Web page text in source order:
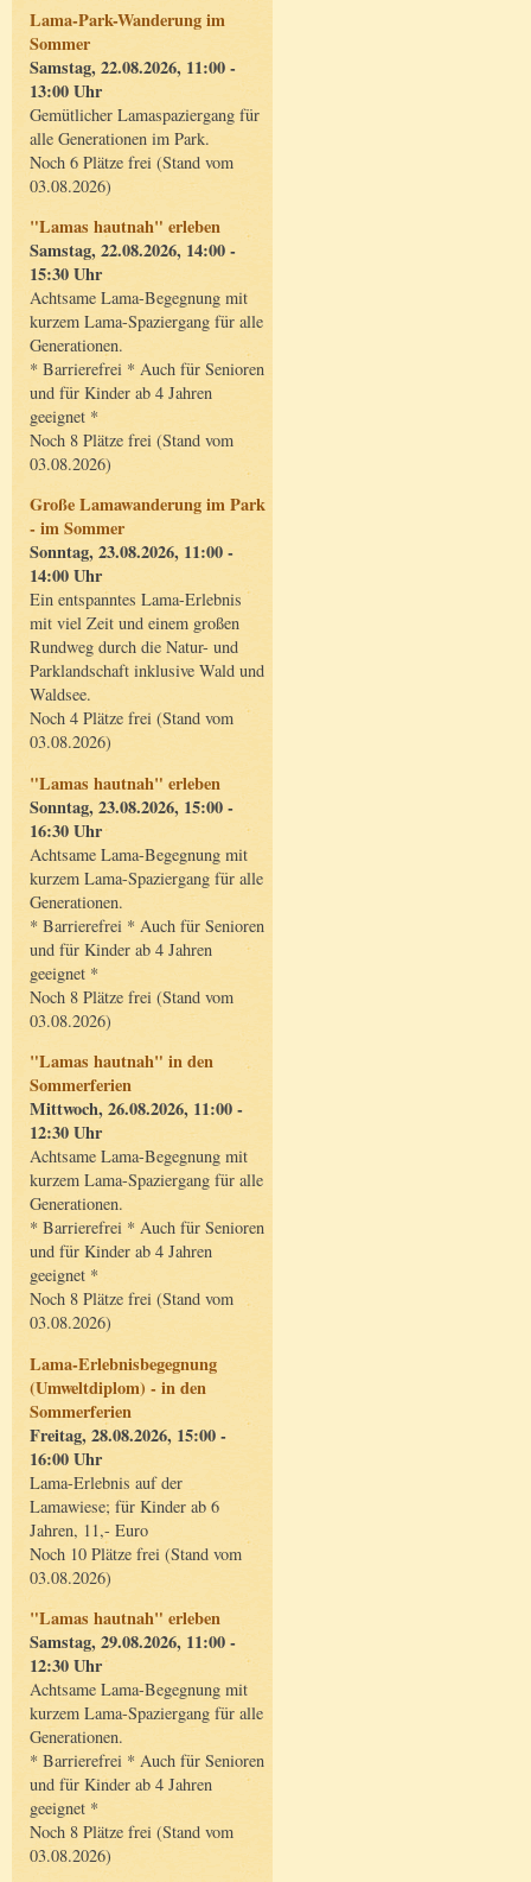
Lama-Park-Wanderung im
Sommer
Samstag, 22.08.2026, 11:00 -
13:00 Uhr
Gemütlicher Lamaspaziergang für
alle Generationen im Park.
Noch 6 Plätze frei (Stand vom
03.08.2026)
"Lamas hautnah" erleben
Samstag, 22.08.2026, 14:00 -
15:30 Uhr
Achtsame Lama-Begegnung mit
kurzem Lama-Spaziergang für alle
Generationen.
* Barrierefrei * Auch für Senioren
und für Kinder ab 4 Jahren
geeignet *
Noch 8 Plätze frei (Stand vom
03.08.2026)
Große Lamawanderung im Park
- im Sommer
Sonntag, 23.08.2026, 11:00 -
14:00 Uhr
Ein entspanntes Lama-Erlebnis
mit viel Zeit und einem großen
Rundweg durch die Natur- und
Parklandschaft inklusive Wald und
Waldsee.
Noch 4 Plätze frei (Stand vom
03.08.2026)
"Lamas hautnah" erleben
Sonntag, 23.08.2026, 15:00 -
16:30 Uhr
Achtsame Lama-Begegnung mit
kurzem Lama-Spaziergang für alle
Generationen.
* Barrierefrei * Auch für Senioren
und für Kinder ab 4 Jahren
geeignet *
Noch 8 Plätze frei (Stand vom
03.08.2026)
"Lamas hautnah" in den
Sommerferien
Mittwoch, 26.08.2026, 11:00 -
12:30 Uhr
Achtsame Lama-Begegnung mit
kurzem Lama-Spaziergang für alle
Generationen.
* Barrierefrei * Auch für Senioren
und für Kinder ab 4 Jahren
geeignet *
Noch 8 Plätze frei (Stand vom
03.08.2026)
Lama-Erlebnisbegegnung
(Umweltdiplom) - in den
Sommerferien
Freitag, 28.08.2026, 15:00 -
16:00 Uhr
Lama-Erlebnis auf der
Lamawiese; für Kinder ab 6
Jahren, 11,- Euro
Noch 10 Plätze frei (Stand vom
03.08.2026)
"Lamas hautnah" erleben
Samstag, 29.08.2026, 11:00 -
12:30 Uhr
Achtsame Lama-Begegnung mit
kurzem Lama-Spaziergang für alle
Generationen.
* Barrierefrei * Auch für Senioren
und für Kinder ab 4 Jahren
geeignet *
Noch 8 Plätze frei (Stand vom
03.08.2026)